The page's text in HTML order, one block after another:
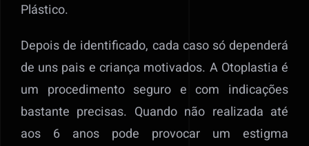
Plástico.
Depois de identificado, cada caso só dependerá
de uns pais e criança motivados. A Otoplastia é
um procedimento seguro e com indicações
bastante precisas. Quando não realizada até
aos 6 anos pode provocar um estigma